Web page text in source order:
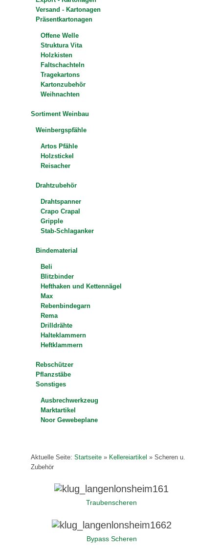
Versand - Kartonagen
Präsentkartonagen
Offene Welle
Struktura Vita
Holzkisten
Faltschachteln
Tragekartons
Kartonzubehör
Weihnachten
Sortiment Weinbau
Weinbergspfähle
Artos Pfähle
Holzstickel
Reisacher
Drahtzubehör
Drahtspanner
Crapo Crapal
Gripple
Stab-Schlaganker
Bindematerial
Beli
Blitzbinder
Hefthaken und Kettennägel
Max
Rebenbindegarn
Rema
Drilldrähte
Halteklammern
Heftklammern
Rebschützer
Pflanzstäbe
Sonstiges
Ausbrechwerkzeug
Marktartikel
Noor Gewebeplane
Aktuelle Seite:Startseite » Kellereiartikel »Scheren u.
Zubehör
Traubenscheren
Bypass Scheren